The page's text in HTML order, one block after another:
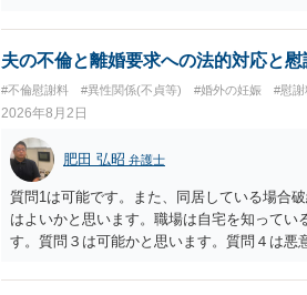
夫の不倫と離婚要求への法的対応と
#不倫慰謝料 #異性関係(不貞等) #婚外の妊娠 #慰謝
2026年8月2日
肥田 弘昭 弁護士
質問1は可能です。また、同居している場合
はよいかと思います。職場は自宅を知って
す。質問３は可能かと思います。質問４は
い、相続権が発生します。合意があれば法